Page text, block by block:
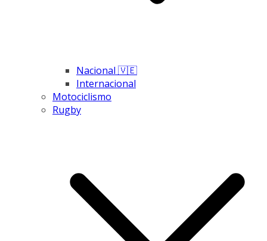
Nacional 🇻🇪
Internacional
Motociclismo
Rugby